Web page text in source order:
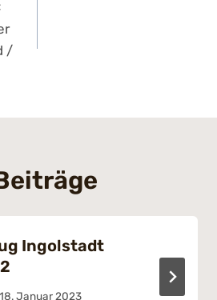
/
Ingolstadt
18. Januar 2023